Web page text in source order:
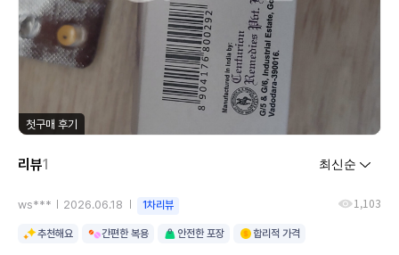
첫구매 후기
리뷰1
ws*** 2026.06.18 1차리뷰 1,103
추천해요 간편한 복용 안전한 포장 합리적 가격